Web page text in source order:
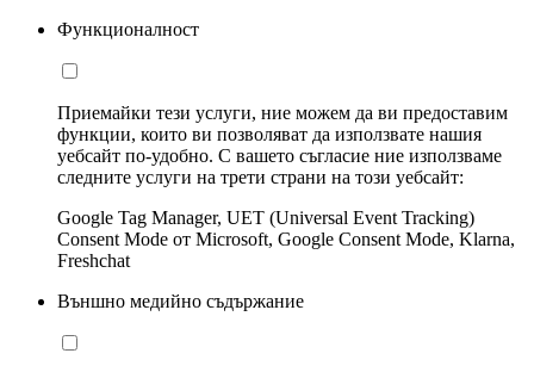
Функционалност
Приемайки тези услуги, ние можем да ви предоставим
функции, които ви позволяват да използвате нашия
уебсайт по-удобно. С вашето съгласие ние използваме
следните услуги на трети страни на този уебсайт:
Google Tag Manager, UET (Universal Event Tracking)
Consent Mode от Microsoft, Google Consent Mode, Klarna,
Freshchat
Външно медийно съдържание